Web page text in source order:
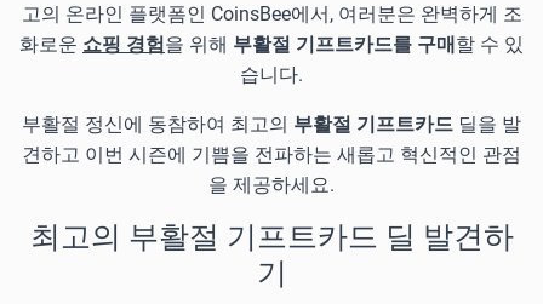
고의 온라인 플랫폼인 CoinsBee에서, 여러분은 완벽하게 조
화로운 쇼핑 경험을 위해 부활절 기프트카드를 구매할 수 있
습니다.
부활절 정신에 동참하여 최고의 부활절 기프트카드 딜을 발
견하고 이번 시즌에 기쁨을 전파하는 새롭고 혁신적인 관점
을 제공하세요.
최고의 부활절 기프트카드 딜 발견하
기